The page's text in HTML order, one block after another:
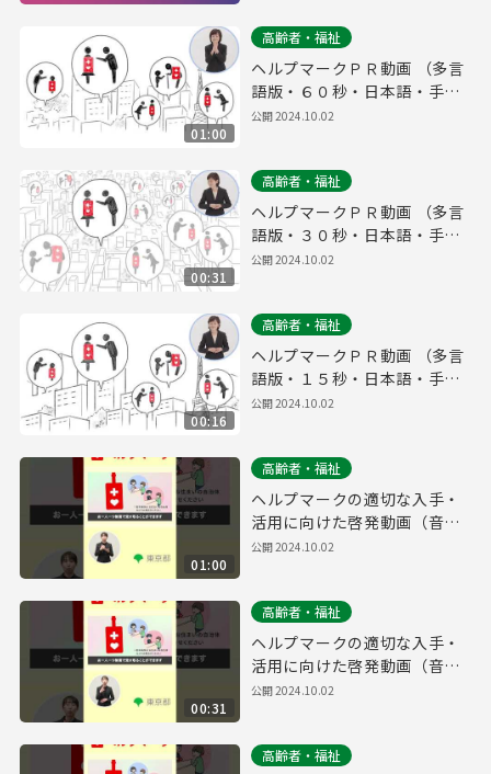
01:00
高齢者・福祉
ヘルプマークＰＲ動画 （多言
語版・６０秒・日本語・手話
版）
公開2024.10.02
00:31
高齢者・福祉
ヘルプマークＰＲ動画 （多言
語版・３０秒・日本語・手話
版）
公開2024.10.02
00:16
高齢者・福祉
ヘルプマークＰＲ動画 （多言
語版・１５秒・日本語・手話
版）
公開2024.10.02
01:00
高齢者・福祉
ヘルプマークの適切な入手・
活用に向けた啓発動画（音声
あり・６０秒・縦Ver.）
公開2024.10.02
00:31
高齢者・福祉
ヘルプマークの適切な入手・
活用に向けた啓発動画（音声
あり・３０秒・縦Ver.）
公開2024.10.02
高齢者・福祉